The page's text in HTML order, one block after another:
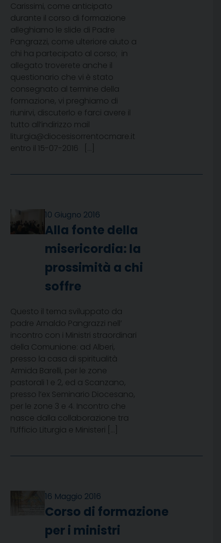
Carissimi, come anticipato
durante il corso di formazione
alleghiamo le slide di Padre
Pangrazzi, come ulteriore aiuto a
chi ha partecipato al corso; in
allegato troverete anche il
questionario che vi è stato
consegnato al termine della
formazione, vi preghiamo di
riunirvi, discuterlo e farci avere il
tutto all’indirizzo mail
liturgia@diocesisorrentocmare.it
entro il 15-07-2016 […]
10 Giugno 2016
Alla fonte della
misericordia: la
prossimità a chi
soffre
Questo il tema sviluppato da
padre Arnaldo Pangrazzi nell’
incontro con i Ministri straordinari
della Comunione: ad Alberi,
presso la casa di spiritualità
Armida Barelli, per le zone
pastorali 1 e 2, ed a Scanzano,
presso l’ex Seminario Diocesano,
per le zone 3 e 4. Incontro che
nasce dalla collaborazione tra
l’Ufficio Liturgia e Ministeri […]
16 Maggio 2016
Corso di formazione
per i ministri